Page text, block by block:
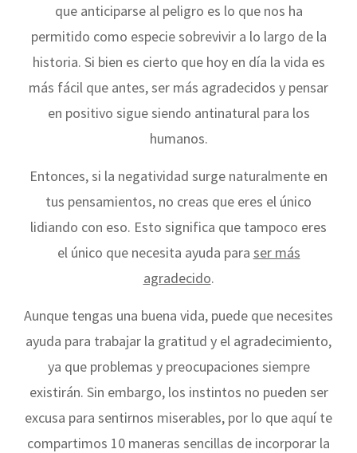
que anticiparse al peligro es lo que nos ha
permitido como especie sobrevivir a lo largo de la
historia. Si bien es cierto que hoy en día la vida es
más fácil que antes, ser más agradecidos y pensar
en positivo sigue siendo antinatural para los
humanos.
Entonces, si la negatividad surge naturalmente en
tus pensamientos, no creas que eres el único
lidiando con eso. Esto significa que tampoco eres
el único que necesita ayuda para ser más
agradecido.
Aunque tengas una buena vida, puede que necesites
ayuda para trabajar la gratitud y el agradecimiento,
ya que problemas y preocupaciones siempre
existirán. Sin embargo, los instintos no pueden ser
excusa para sentirnos miserables, por lo que aquí te
compartimos 10 maneras sencillas de incorporar la